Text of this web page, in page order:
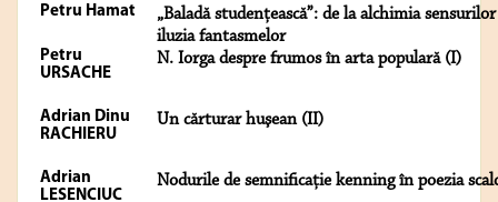
Petru Hamat
„Baladă studențească”: de la alchimia
iluzia fantasmelor
Petru
URSACHE
N. Iorga despre frumos în arta populară (I)
Adrian Dinu
RACHIERU
Un cărturar huşean (II)
Adrian
LESENCIUC
Nodurile de semnificație kenning în poezia